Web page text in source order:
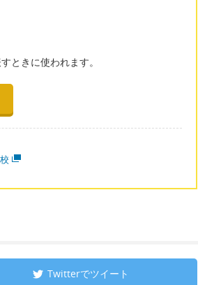
ときに使われます。
Twitterでツイート